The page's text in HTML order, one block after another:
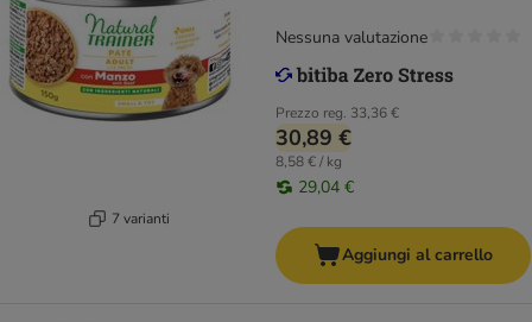
7 varianti
Prezzo reg. 33,36 €
30,89 €
8,58 € / kg
29,04 €
Nessuna valutazione
Aggiungi al carrello